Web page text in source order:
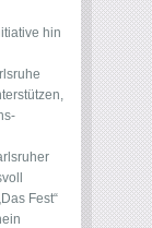
hin
Fest“